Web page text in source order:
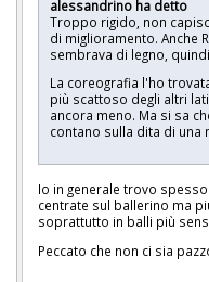
alessandrino ha detto
Troppo rigido, non
di miglioramento. Anche
sembrava di legno,
La coreografia l'ho
più scattoso degli altri
ancora meno. Ma si sa
contano sulla dita di una
Io in generale trovo
centrate sul ballerino ma
soprattutto in balli più
Peccato che non ci sia